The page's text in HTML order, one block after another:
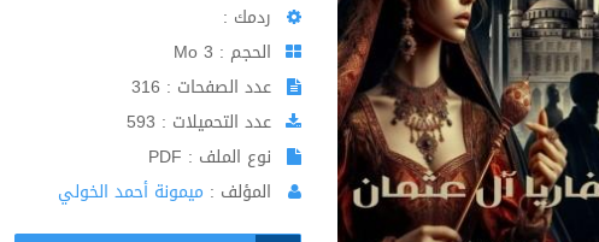
ردمك :
الحجم : 3 Mo
عدد الصفحات : 316
عدد التحميلات : 593
نوع الملف : PDF
المؤلف : ميمونة أحمد الخولي